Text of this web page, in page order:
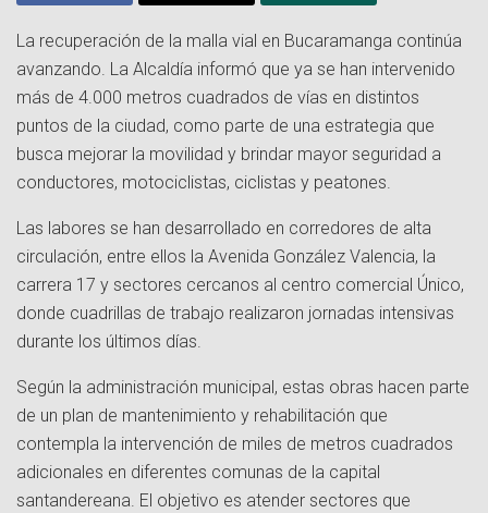
La recuperación de la malla vial en Bucaramanga continúa
avanzando. La Alcaldía informó que ya se han intervenido
más de 4.000 metros cuadrados de vías en distintos
puntos de la ciudad, como parte de una estrategia que
busca mejorar la movilidad y brindar mayor seguridad a
conductores, motociclistas, ciclistas y peatones.
Las labores se han desarrollado en corredores de alta
circulación, entre ellos la Avenida González Valencia, la
carrera 17 y sectores cercanos al centro comercial Único,
donde cuadrillas de trabajo realizaron jornadas intensivas
durante los últimos días.
Según la administración municipal, estas obras hacen parte
de un plan de mantenimiento y rehabilitación que
contempla la intervención de miles de metros cuadrados
adicionales en diferentes comunas de la capital
santandereana. El objetivo es atender sectores que